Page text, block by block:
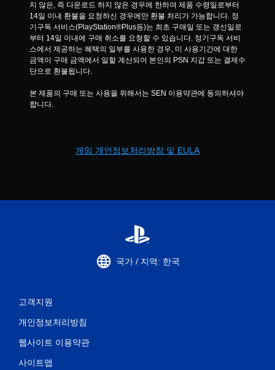
지 않은, 즉 다운로드 하지 않은 경우에 한하여 제품 수령일로부터
14일 이내 환불을 요청하신 경우에만 환불 처리가 가능합니다. 정
기구독 서비스(PlayStation®Plus등)는 최초 구매일 또는 갱신일로
부터 14일 이내에 구매 취소를 요청할 수 있습니다. 정기구독 서비
스에서 제공하는 혜택의 일부를 사용한 경우, 미 사용기간에 대한
금액이 구매 금액에서 일할 계산되어 본인의 PSN 지갑 또는 결제수
단으로 환불됩니다.
본 제품의 구매 또는 사용을 위해서는 SEN 이용약관에 동의하셔야
합니다.
게임 개인정보처리방침 및 EULA
국가 / 지역: 한국
고객지원
개인정보처리방침
웹사이트 이용약관
사이트맵